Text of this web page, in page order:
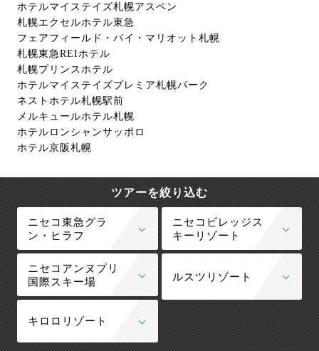
ホテルマイステイズ札幌アスペン
札幌エクセルホテル東急
フェアフィールド・バイ・マリオット札幌
札幌東急REIホテル
札幌プリンスホテル
ホテルマイステイズプレミア札幌パーク
ネストホテル札幌駅前
メルキュールホテル札幌
ホテルロンシャンサッポロ
ホテル京阪札幌
ツアーを絞り込む
ニセコ東急グラ
ン・ヒラフ
ニセコビレッジス
キーリゾート
ニセコアンヌプリ
国際スキー場
ルスツリゾート
キロロリゾート